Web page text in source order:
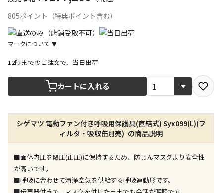
805ポイント（特典ポイント含む）
マークについて ▼
宅配や店舗受取を選択できる商品です
店舗のみで受取できる商品です（宅配便でのお届けが
できません）
※同時購入の商品は、全て同じ店舗での受取となりま
す
特定の店舗のみで受取ができる商品です（宅配便での
お届けができません）
※同時購入の商品は、全て同じ店舗での受取となりま
12時までのご注文で、当日出荷
カートに入れる
シゲマツ 電動ファン付き呼吸用保護具(直結式) Syx099(L)(フ
ィルタ・吸収缶別売) の商品説明
■面体内圧を陽圧(正圧)に保持するため、防じんマスクより安全性
が高いです。
■呼吸に合わせて清浄空気を供給する呼吸連動形です。